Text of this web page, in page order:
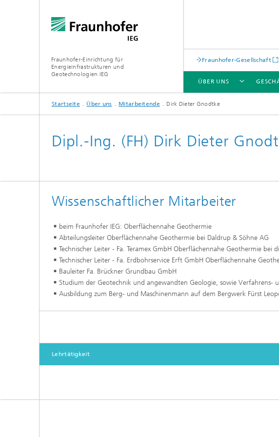
Fraunhofer-Einrichtung für
Energieinfrastrukturen und
Geotechnologien IEG
Fraunhofer-Gesellschaft
ÜBER UNS
ÜBER UNS
GESCHÄFTSFELDER
FORSCHUNGSTHEMEN
INFRASTRUKTUR
Startseite Über uns Mitarbeitende Dirk Dieter Gnodtke
Dipl.-Ing. (FH) Dirk Dieter
Wissenschaftlicher Mitarbeiter
beim Fraunhofer IEG: Oberflächennahe Geothermie
Abteilungsleiter Oberflächennahe Geothermie bei Daldrup & Söhne AG
Technischer Leiter - Fa. Teramex GmbH Oberflächennahe Geothermie bei
Technischer Leiter - Fa. Erdbohrservice Erft GmbH Oberflächennahe
Bauleiter Fa. Brückner Grundbau GmbH
Studium der Geotechnik und angewandten Geologie, sowie Verfahrens-
Ausbildung zum Berg- und Maschinenmann auf dem Bergwerk Fürst
Lehrtätigkeit